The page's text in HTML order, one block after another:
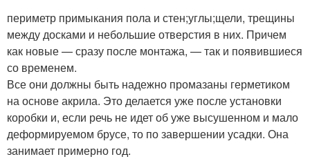
Герметик для заделки Трещины в стене
Герметики для швов Трещины в брёвнах
периметр примыкания пола и стен;углы;щели, трещины
между досками и небольшие отверстия в них. Причем
как новые — сразу после монтажа, — так и появившиеся
со временем.
Все они должны быть надежно промазаны герметиком
на основе акрила. Это делается уже после установки
коробки и, если речь не идет об уже высушенном и мало
деформируемом брусе, то по завершении усадки. Она
занимает примерно год.